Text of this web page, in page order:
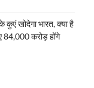
खोदेगा भारत, क्या है
84,000 करोड़ होंगे